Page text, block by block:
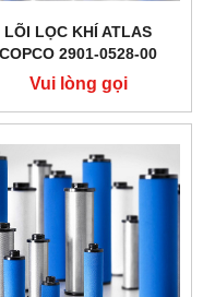
LÕI LỌC KHÍ ATLAS
COPCO 2901-0528-00
Vui lòng gọi